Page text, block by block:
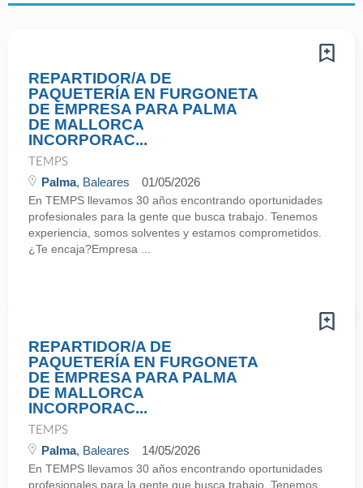
REPARTIDOR/A DE
PAQUETERÍA EN FURGONETA
DE EMPRESA PARA PALMA
DE MALLORCA
INCORPORAC...
TEMPS
Palma, Baleares 01/05/2026
En TEMPS llevamos 30 años encontrando oportunidades
profesionales para la gente que busca trabajo. Tenemos
experiencia, somos solventes y estamos comprometidos.
¿Te encaja?Empresa ...
REPARTIDOR/A DE
PAQUETERÍA EN FURGONETA
DE EMPRESA PARA PALMA
DE MALLORCA
INCORPORAC...
TEMPS
Palma, Baleares 14/05/2026
En TEMPS llevamos 30 años encontrando oportunidades
profesionales para la gente que busca trabajo. Tenemos